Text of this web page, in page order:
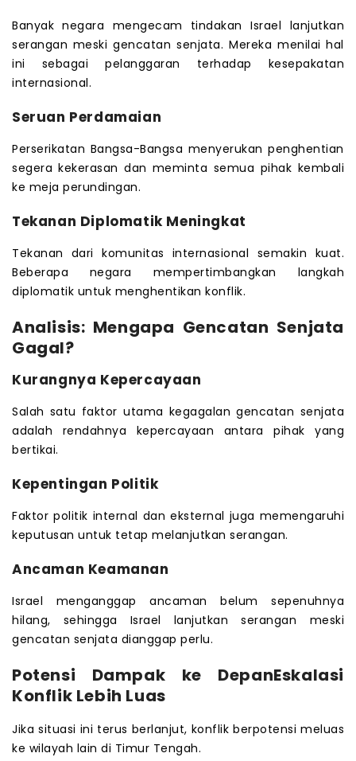
Banyak negara mengecam tindakan Israel lanjutkan
serangan meski gencatan senjata. Mereka menilai hal
ini sebagai pelanggaran terhadap kesepakatan
internasional.
Seruan Perdamaian
Perserikatan Bangsa-Bangsa menyerukan penghentian
segera kekerasan dan meminta semua pihak kembali
ke meja perundingan.
Tekanan Diplomatik Meningkat
Tekanan dari komunitas internasional semakin kuat.
Beberapa negara mempertimbangkan langkah
diplomatik untuk menghentikan konflik.
Analisis: Mengapa Gencatan Senjata
Gagal?
Kurangnya Kepercayaan
Salah satu faktor utama kegagalan gencatan senjata
adalah rendahnya kepercayaan antara pihak yang
bertikai.
Kepentingan Politik
Faktor politik internal dan eksternal juga memengaruhi
keputusan untuk tetap melanjutkan serangan.
Ancaman Keamanan
Israel menganggap ancaman belum sepenuhnya
hilang, sehingga Israel lanjutkan serangan meski
gencatan senjata dianggap perlu.
Potensi Dampak ke DepanEskalasi
Konflik Lebih Luas
Jika situasi ini terus berlanjut, konflik berpotensi meluas
ke wilayah lain di Timur Tengah.